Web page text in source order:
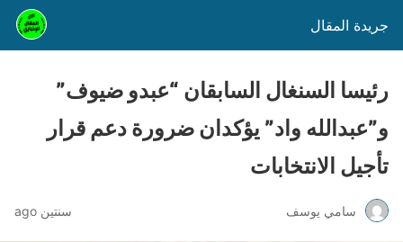
جريدة المقال
رئيسا السنغال السابقان “عبدو ضيوف”
و”عبدالله واد” يؤكدان ضرورة دعم قرار
تأجيل الانتخابات
سامي يوسف سنتين ago